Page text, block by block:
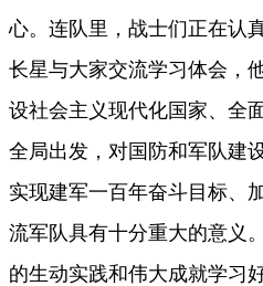
心。连队里，战士们正在认
长星与大家交流学习体会，
设社会主义现代化国家、全
全局出发，对国防和军队建
实现建军一百年奋斗目标、
流军队具有十分重大的意义
的生动实践和伟大成就学习